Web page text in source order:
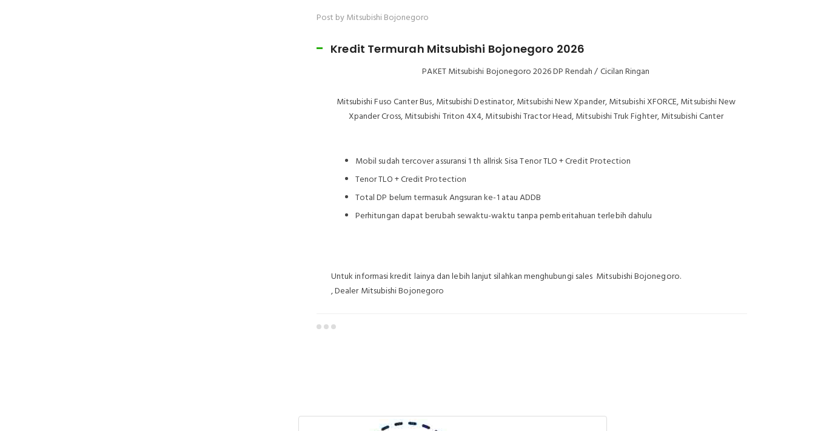
Post by Mitsubishi Bojonegoro
Kredit Termurah Mitsubishi Bojonegoro 2026
PAKET Mitsubishi Bojonegoro 2026 DP Rendah / Cicilan Ringan
Mitsubishi Fuso Canter Bus, Mitsubishi Destinator, Mitsubishi New Xpander, Mitsubishi XFORCE, Mitsubishi New
Xpander Cross, Mitsubishi Triton 4X4, Mitsubishi Tractor Head, Mitsubishi Truk Fighter, Mitsubishi Canter
Mobil sudah tercover assuransi 1 th allrisk Sisa Tenor TLO + Credit Protection
Tenor TLO + Credit Protection
Total DP belum termasuk Angsuran ke-1 atau ADDB
Perhitungan dapat berubah sewaktu-waktu tanpa pemberitahuan terlebih dahulu
Untuk informasi kredit lainya dan lebih lanjut silahkan menghubungi sales Mitsubishi Bojonegoro.
, Dealer Mitsubishi Bojonegoro